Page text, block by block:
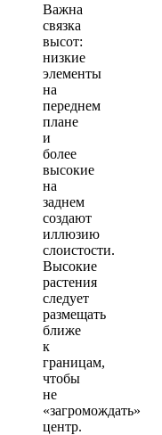
Важна
связка
высот:
низкие
элементы
на
переднем
плане
и
более
высокие
на
заднем
создают
иллюзию
слоистости.
Высокие
растения
следует
размещать
ближе
к
границам,
чтобы
не
«загромождать»
центр.